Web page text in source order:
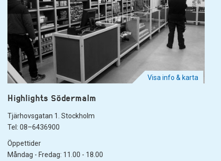
Visa info & karta
Highlights Södermalm
Tjärhovsgatan 1. Stockholm
Tel: 08–6436900
Öppettider
Måndag - Fredag: 11.00 - 18.00